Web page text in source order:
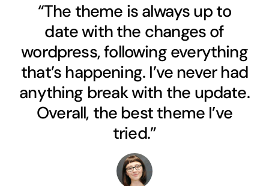
“The theme is always up to
date with the changes of
wordpress, following everything
that’s happening. I’ve never had
anything break with the update.
Overall, the best theme I’ve
tried.”